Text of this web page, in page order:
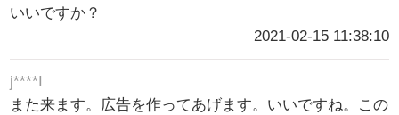
いいですか？
2021-02-15 11:38:10
j****I
また来ます。広告を作ってあげます。いいですね。この